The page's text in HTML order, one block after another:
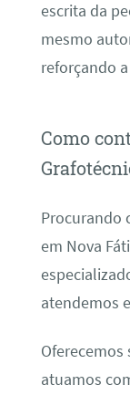
escrita da
mesmo
reforçando
Como
Procurando
em Nova
atendemos
Oferecemos
atuamos